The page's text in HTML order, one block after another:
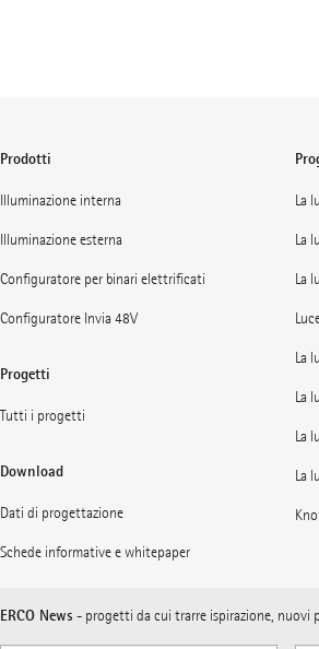
Prodotti
Illuminazione interna
Illuminazione esterna
Configuratore per binari elettrificati
Configuratore Invia 48V
Progetti
Tutti i progetti
Download
Dati di progettazione
Schede informative e whitepaper
La
La
La
La
La
La
La
ERCO News - progetti da cui trarre ispirazione, nuovi